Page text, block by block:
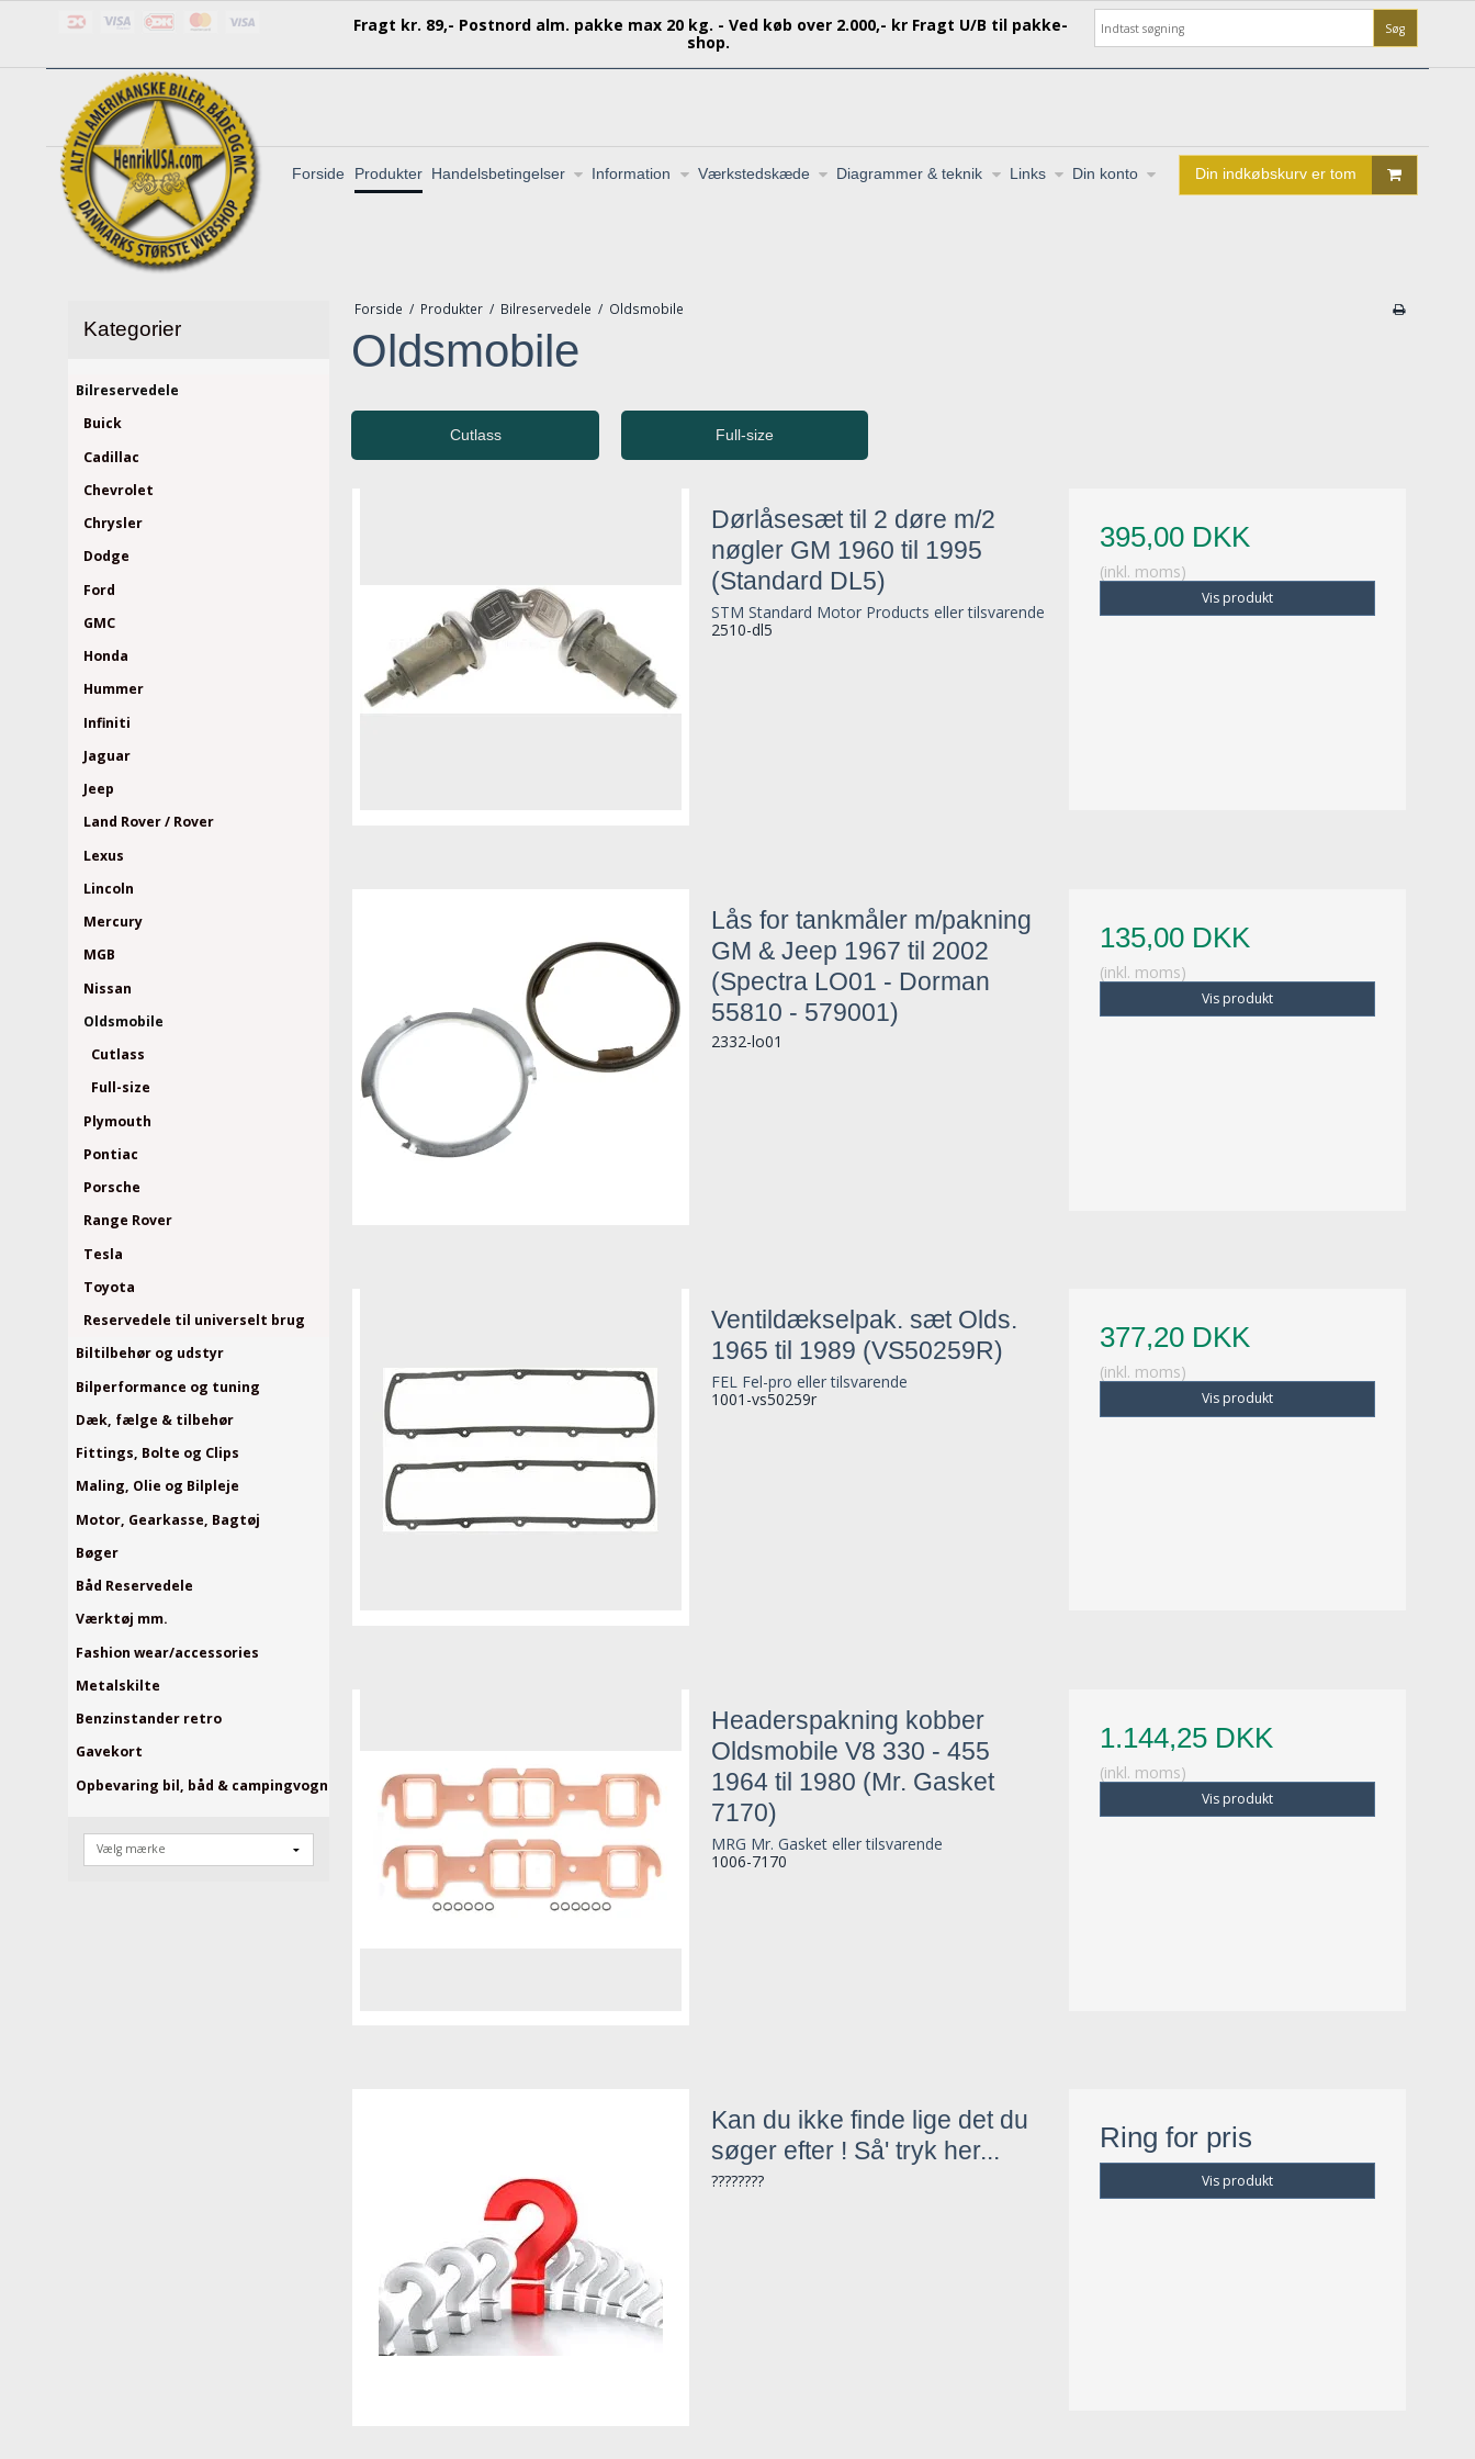
Fragt kr. 89,- Postnord alm. pakke max 20 kg. - Ved køb over 2.000,- kr Fragt U/B til pakke-
shop.
Søg
Din indkøbskurv er tom
Forside Produkter Handelsbetingelser Information Værkstedskæde Diagrammer & teknik Links Din konto
Kategorier
Bilreservedele
Buick
Cadillac
Chevrolet
Chrysler
Dodge
Ford
GMC
Honda
Hummer
Infiniti
Jaguar
Jeep
Land Rover / Rover
Lexus
Lincoln
Mercury
MGB
Nissan
Oldsmobile
Cutlass
Full-size
Plymouth
Pontiac
Porsche
Range Rover
Tesla
Toyota
Reservedele til universelt brug
Biltilbehør og udstyr
Bilperformance og tuning
Dæk, fælge & tilbehør
Fittings, Bolte og Clips
Maling, Olie og Bilpleje
Motor, Gearkasse, Bagtøj
Bøger
Båd Reservedele
Værktøj mm.
Fashion wear/accessories
Metalskilte
Benzinstander retro
Gavekort
Opbevaring bil, båd & campingvogn
Forside / Produkter / Bilreservedele / Oldsmobile
Oldsmobile
Cutlass Full-size
Dørlåsesæt til 2 døre m/2
nøgler GM 1960 til 1995
(Standard DL5)
STM Standard Motor Products eller tilsvarende
2510-dl5
395,00 DKK
(inkl. moms)
Vis produkt
Lås for tankmåler m/pakning
GM & Jeep 1967 til 2002
(Spectra LO01 - Dorman
55810 - 579001)
2332-lo01
135,00 DKK
(inkl. moms)
Vis produkt
Ventildækselpak. sæt Olds.
1965 til 1989 (VS50259R)
FEL Fel-pro eller tilsvarende
1001-vs50259r
377,20 DKK
(inkl. moms)
Vis produkt
Headerspakning kobber
Oldsmobile V8 330 - 455
1964 til 1980 (Mr. Gasket
7170)
MRG Mr. Gasket eller tilsvarende
1006-7170
1.144,25 DKK
(inkl. moms)
Vis produkt
Kan du ikke finde lige det du
søger efter ! Så' tryk her...
????????
Ring for pris
Vis produkt